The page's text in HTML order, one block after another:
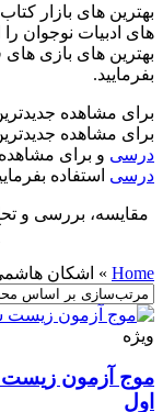
بهترین های بازار
های ادبیات نوجوان را
بهترین های بازی های
بفرمایید.
برای مشاهده
برای مشاهده
درسی و برای
درسی استفاده
مقایسه، بررسی و
Home
» اشکان
ویژه
موج آزمون زیست
اول